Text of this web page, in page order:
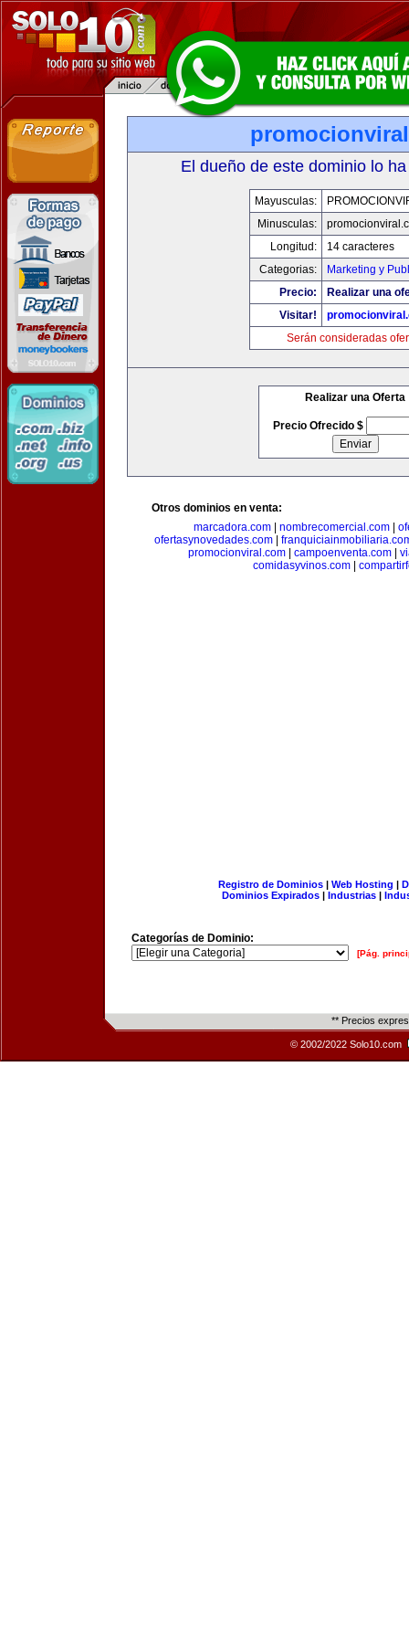
El dueño de este dominio lo
Mayusculas:
Minusculas:
Longitud:
14 caracteres
Categorias:
Marketing y
Precio:
Realizar una
Visitar!
Serán consideradas
Realizar una Oferta
Precio Ofrecido $
Otros dominios en venta:
marcadora.com| nombrecomercial.com|
ofertasynovedades.com|
promocionviral.com
campoenventa.com
comidasyvinos.com|
Registro de Dominios| Web Hosting |
Dominios Expirados | Industrias |
Categorías de Dominio:
[Pág.
** Precios
© 2002/2022 Solo10.com